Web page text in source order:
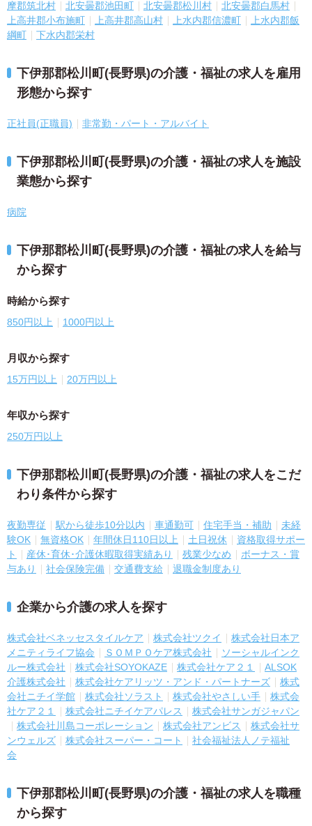
摩郡筑北村 北安曇郡池田町 北安曇郡松川村
北安曇郡白馬村
上高井郡小布施町
上高井郡高山村 上水内郡信濃町
上水内郡飯
綱町
下水内郡栄村
下伊那郡松川町(長野県)の介護・福祉の求人を雇用
形態から探す
正社員(正職員) 非常勤・パート・アルバイト
下伊那郡松川町(長野県)の介護・福祉の求人を施設
業態から探す
病院
下伊那郡松川町(長野県)の介護・福祉の求人を給与
から探す
時給から探す
850円以上 1000円以上
月収から探す
15万円以上 20万円以上
年収から探す
250万円以上
下伊那郡松川町(長野県)の介護・福祉の求人をこだ
わり条件から探す
夜勤専従 駅から徒歩10分以内 車通勤可 住宅手当・補助
未経
験OK
無資格OK 年間休日110日以上 土日祝休
資格取得サポー
ト
産休･育休･介護休暇取得実績あり 残業少なめ
ボーナス・賞
与あり
社会保険完備 交通費支給 退職金制度あり
企業から介護の求人を探す
株式会社ベネッセスタイルケア 株式会社ツクイ
株式会社日本ア
メニティライフ協会
ＳＯＭＰＯケア株式会社
ソーシャルインク
ルー株式会社
株式会社SOYOKAZE 株式会社ケア２１
ALSOK
介護株式会社
株式会社ケアリッツ・アンド・パートナーズ
株式
会社ニチイ学館
株式会社ソラスト 株式会社やさしい手
株式会
社ケア２１
株式会社ニチイケアパレス
株式会社サンガジャパン
株式会社川島コーポレーション
株式会社アンビス
株式会社サ
ンウェルズ
株式会社スーパー・コート
社会福祉法人ノテ福祉
会
下伊那郡松川町(長野県)の介護・福祉の求人を職種
から探す